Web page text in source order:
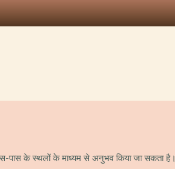
पास के स्थलों के माध्यम से अनुभव किया जा सकता है।